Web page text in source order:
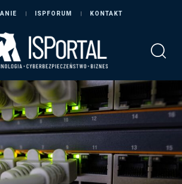
ISPFORUM KONTAKT